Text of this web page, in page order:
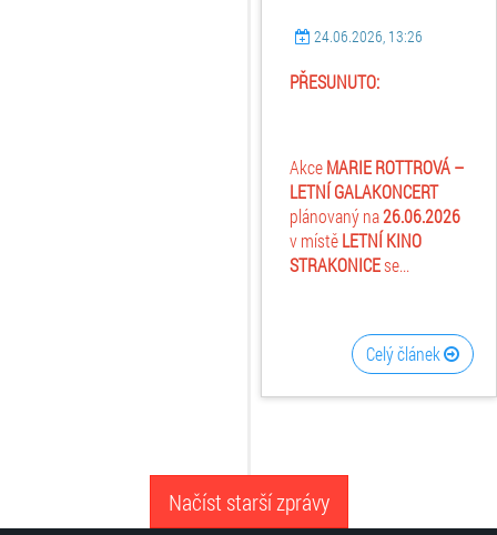
24.06.2026, 13:26
PŘESUNUTO:
AkceMARIE ROTTROVÁ –
LETNÍ GALAKONCERT
plánovaný na26.06.2026
v místěLETNÍ KINO
STRAKONICEse...
Celý článek
Načíst starší zprávy